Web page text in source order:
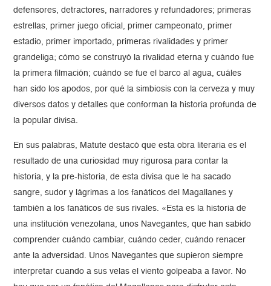
defensores, detractores, narradores y refundadores; primeras
estrellas, primer juego oficial, primer campeonato, primer
estadio, primer importado, primeras rivalidades y primer
grandeliga; cómo se construyó la rivalidad eterna y cuándo fue
la primera filmación; cuándo se fue el barco al agua, cuáles
han sido los apodos, por qué la simbiosis con la cerveza y muy
diversos datos y detalles que conforman la historia profunda de
la popular divisa.
En sus palabras, Matute destacó que esta obra literaria es el
resultado de una curiosidad muy rigurosa para contar la
historia, y la pre-historia, de esta divisa que le ha sacado
sangre, sudor y lágrimas a los fanáticos del Magallanes y
también a los fanáticos de sus rivales. «Esta es la historia de
una institución venezolana, unos Navegantes, que han sabido
comprender cuándo cambiar, cuándo ceder, cuándo renacer
ante la adversidad. Unos Navegantes que supieron siempre
interpretar cuando a sus velas el viento golpeaba a favor. No